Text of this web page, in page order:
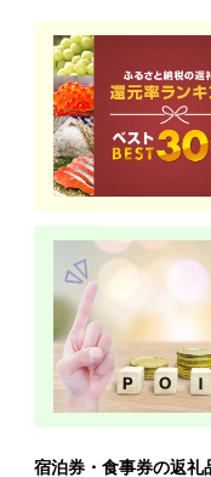
宿泊券・食事券の返礼